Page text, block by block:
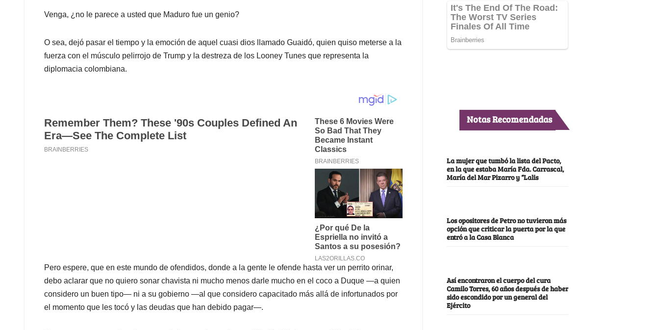
Venga, ¿no le parece a usted que Maduro fue un genio?
O sea, dejó pasar el tiempo y la emoción de aquel cuasi dios llamado Guaidó, quien quiso meterse a la
fuerza con el músculo pelirrojo de Trump y la destreza de los Looney Tunes que representa la
diplomacia colombiana.
Pero espere, que en este mundo de ofendidos, donde a la gente le ofende hasta ver un perrito orinar,
debo aclarar que no quiero sonar chavista ni mucho menos darle mucho en el coco a Duque —a quien
considero un buen tipo— ni a su gobierno —al que considero capacitado más allá de infortunados por
el momento que les tocó y las deudas que han debido pagar—.
Notas Recomendadas
La mujer que tumbó la lista del Pacto,
en la que estaba María Fda. Carrascal,
María del Mar Pizarro y “Lalis
Los opositores de Petro no tuvieron más
opción que criticar la puerta por la que
entró a la Casa Blanca
Así encontraron el cuerpo del cura
Camilo Torres, 60 años después de haber
sido escondido por un general del
Ejército